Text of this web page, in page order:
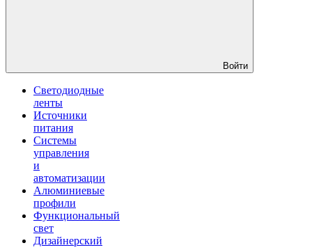
Войти
Светодиодные
ленты
Источники
питания
Системы
управления
и
автоматизации
Алюминиевые
профили
Функциональный
свет
Дизайнерский